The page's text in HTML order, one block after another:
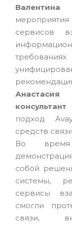
сервисов
подход
средств
Во время
собой
системы,
сервисы
смогли
связи,